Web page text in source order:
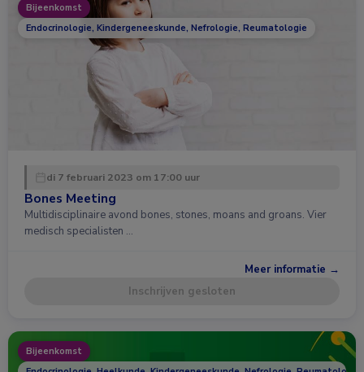
Bijeenkomst
Endocrinologie, Kindergeneeskunde, Nefrologie, Reumatologie
di 7 februari 2023 om 17:00 uur
Bones Meeting
Multidisciplinaire avond bones, stones, moans and groans. Vier
medisch specialisten …
Meer informatie →
Inschrijven gesloten
Bijeenkomst